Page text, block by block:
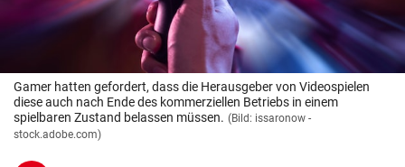
© Krone Multimedia GmbH & Co KG 2026
Muthgasse 2, 1190 Wien
Gamer hatten gefordert, dass die Herausgeber von Videospielen
diese auch nach Ende des kommerziellen Betriebs in einem
spielbaren Zustand belassen müssen. (Bild: issaronow -
stock.adobe.com)